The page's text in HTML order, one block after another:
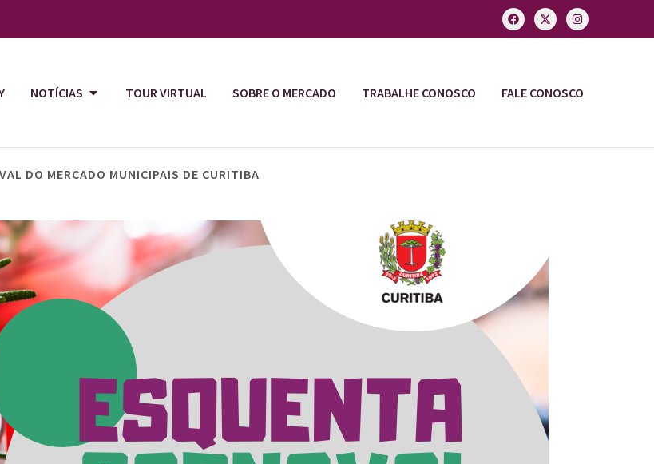
NOTÍCIAS TOUR VIRTUAL SOBRE O MERCADO TRABALHE CONOSCO FALE CONOSCO
DO MERCADO MUNICIPAIS DE CURITIBA